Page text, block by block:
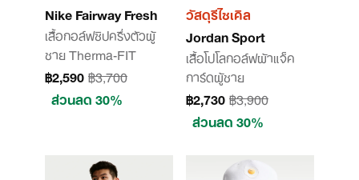
Nike Fairway Fresh
เสื้อกอล์ฟซิปครึ่งตัวผู้
ชาย Therma-FIT
฿2,590฿3,700
ส่วนลด 30%
วัสดุรีไซเคิล
Jordan Sport
เสื้อโปโลกอล์ฟผ้าแจ็ค
การ์ดผู้ชาย
฿2,730฿3,900
ส่วนลด 30%